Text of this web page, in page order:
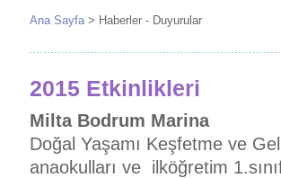
Ana Sayfa > Haberler - Duyurular
2015 Etkinlikleri
Milta Bodrum Marina
Doğal Yaşamı Keşfetme ve
anaokulları ve ilköğretim